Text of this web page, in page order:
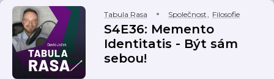
Tabula Rasa Společnost, Filosofie
S4E36: Memento
Identitatis - Být sám
sebou!